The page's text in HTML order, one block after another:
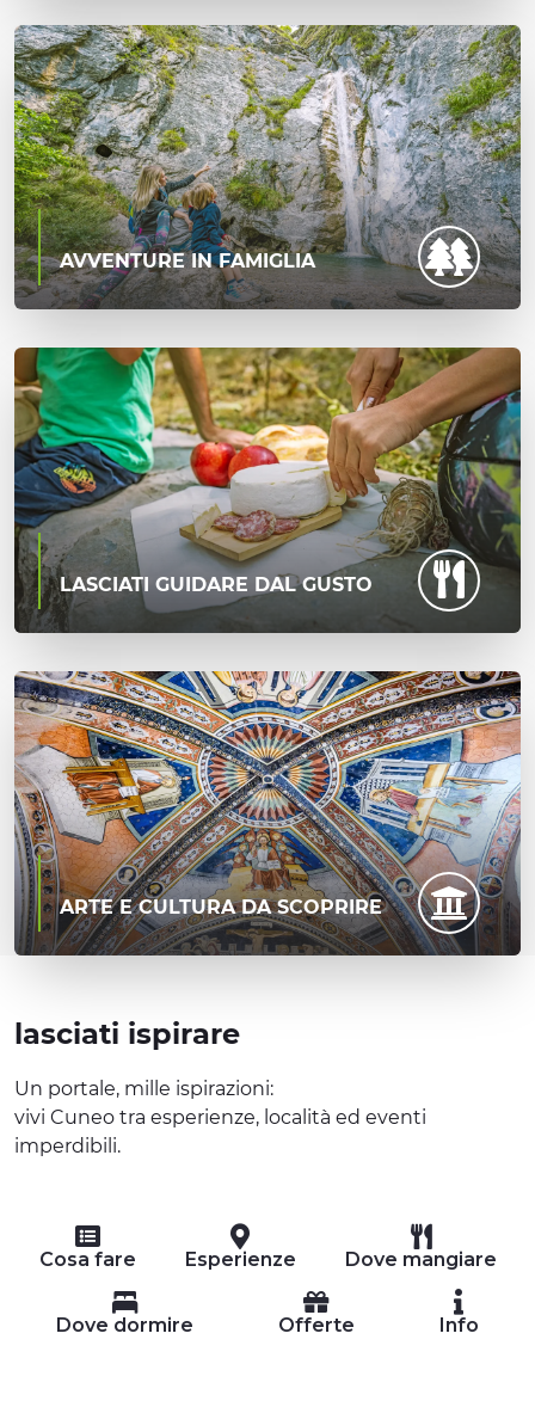
AVVENTURE IN FAMIGLIA
LASCIATI GUIDARE DAL GUSTO
ARTE E CULTURA DA SCOPRIRE
lasciati ispirare
Un portale, mille ispirazioni:
vivi Cuneo tra esperienze, località ed eventi
imperdibili.
Cosa fare Esperienze Dove mangiare
Dove dormire Offerte Info